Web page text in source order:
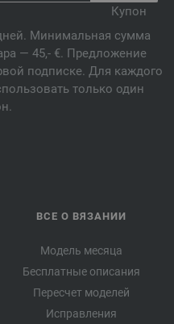
Купон
Минимальная сумма
— 45,- €. Предложение
подписке. Для каждого
только один
ВСЕ О ВЯЗАНИИ
Модель месяца
Бесплатные описания
Пересчет моделей
Исправления